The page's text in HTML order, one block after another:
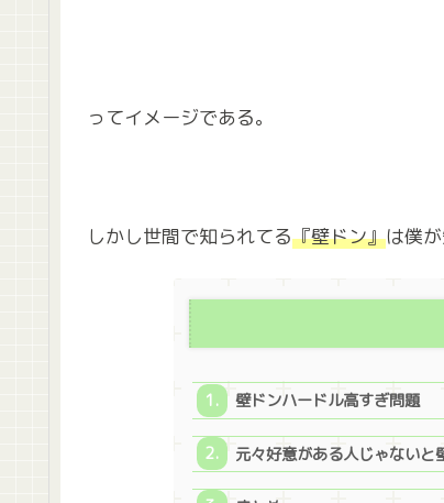
ってイメージである。
しかし世間で知られてる『壁ドン』は僕
壁ドンハードル高すぎ問題
元々好意がある人じゃない